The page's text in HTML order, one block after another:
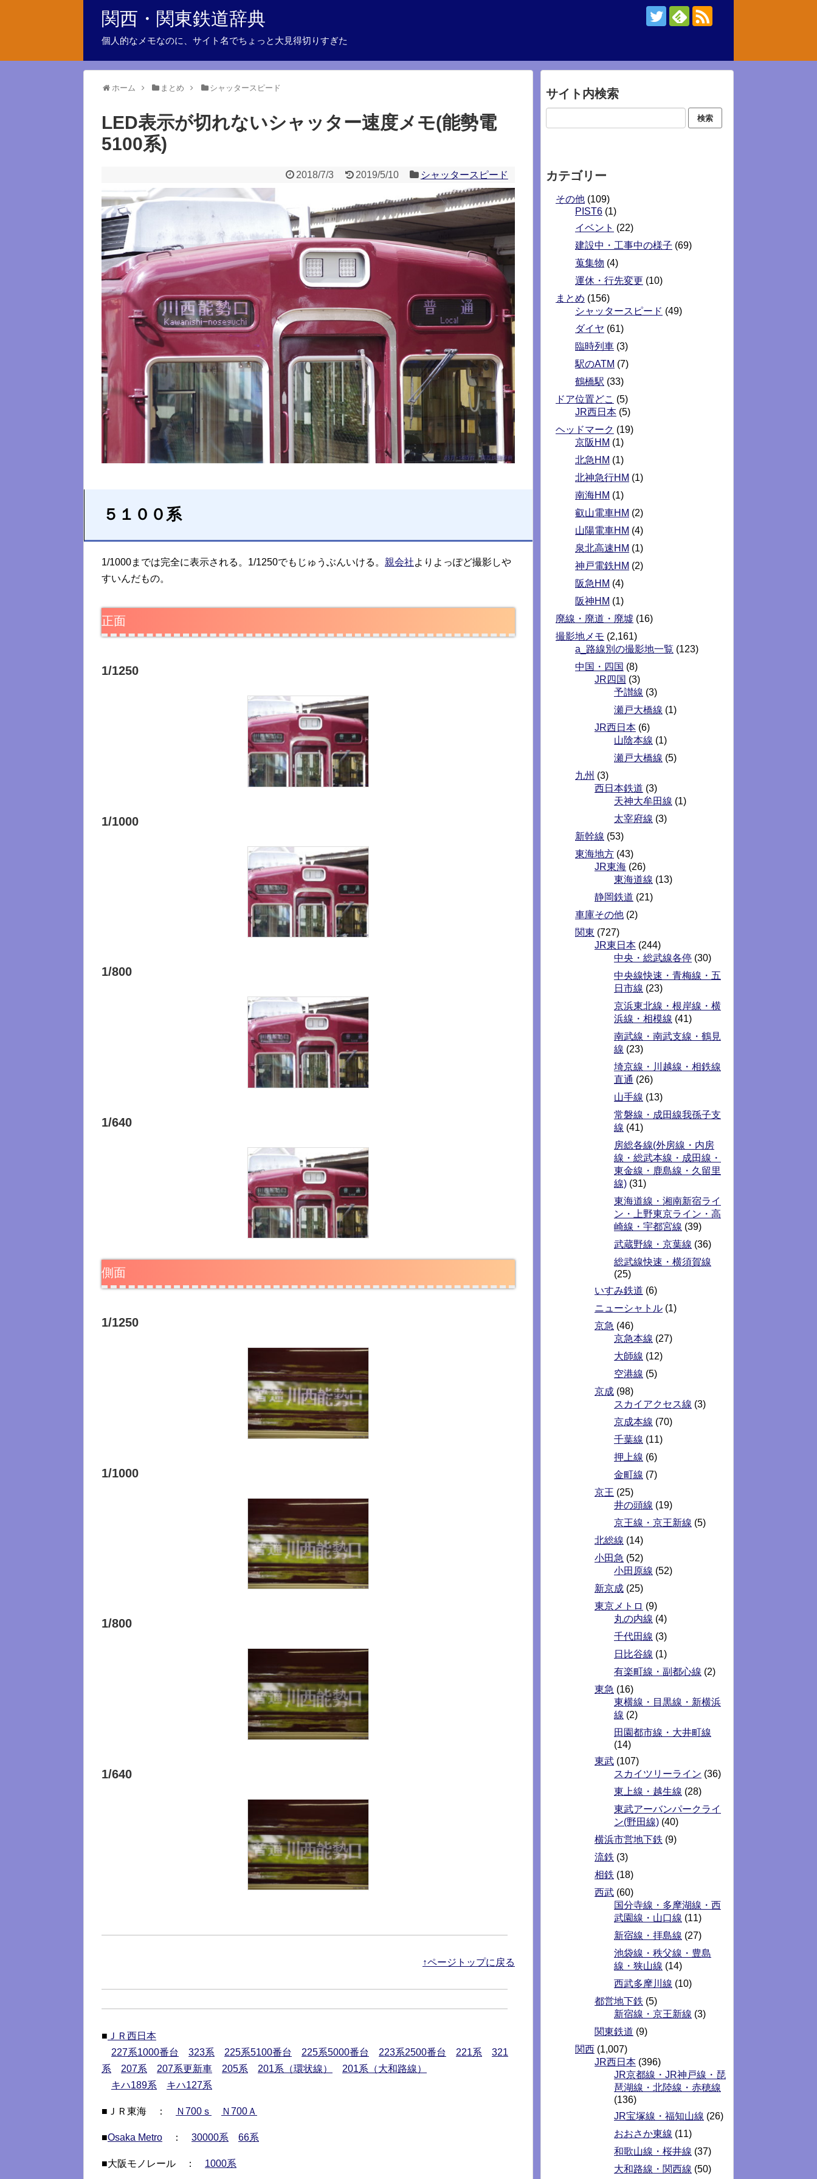
関西・関東鉄道辞典
個人的なメモなのに、サイト名でちょっと大見得切りすぎた
ホーム まとめ シャッタースピード
LED表示が切れないシャッター速度メモ(能勢電
5100系)
2018/7/3 2019/5/10 シャッタースピード
５１００系
1/1000までは完全に表示される。1/1250でもじゅうぶんいける。 親会社よりよっぽど撮影しや
すいんだもの。
正面
1/1250
1/1000
1/800
1/640
側面
1/1250
1/1000
1/800
1/640
↑ページトップに戻る
■ ＪＲ西日本
227系1000番台
323系 225系5100番台 225系5000番台 223系2500番台 221系
321
系
207系 207系更新車 205系 201系（環状線）
201系（大和路線）
キハ189系
キハ127系
■ＪＲ東海 ： Ｎ700ｓ Ｎ700Ａ
■Osaka Metro ： 30000系 66系
■大阪モノレール ： 1000系
サイト内検索
カテゴリー
その他 (109)
PIST6 (1)
イベント (22)
建設中・工事中の様子 (69)
蒐集物 (4)
運休・行先変更 (10)
まとめ (156)
シャッタースピード (49)
ダイヤ (61)
臨時列車 (3)
駅のATM (7)
鶴橋駅 (33)
ドア位置どこ (5)
JR西日本 (5)
ヘッドマーク (19)
京阪HM (1)
北急HM (1)
北神急行HM (1)
南海HM (1)
叡山電車HM (2)
山陽電車HM (4)
泉北高速HM (1)
神戸電鉄HM (2)
阪急HM (4)
阪神HM (1)
廃線・廃道・廃墟 (16)
撮影地メモ (2,161)
a_路線別の撮影地一覧 (123)
中国・四国 (8)
JR四国 (3)
予讃線 (3)
瀬戸大橋線 (1)
JR西日本 (6)
山陰本線 (1)
瀬戸大橋線 (5)
九州 (3)
西日本鉄道 (3)
天神大牟田線 (1)
太宰府線 (3)
新幹線 (53)
東海地方 (43)
JR東海 (26)
東海道線 (13)
静岡鉄道 (21)
車庫その他 (2)
関東 (727)
JR東日本 (244)
中央・総武線各停 (30)
中央線快速・青梅線・五
日市線 (23)
京浜東北線・根岸線・横
浜線・相模線 (41)
南武線・南武支線・鶴見
線 (23)
埼京線・川越線・相鉄線
直通 (26)
山手線 (13)
常磐線・成田線我孫子支
線 (41)
房総各線(外房線・内房
線・総武本線・成田線・
東金線・鹿島線・久留里
線) (31)
東海道線・湘南新宿ライ
ン・上野東京ライン・高
崎線・宇都宮線 (39)
武蔵野線・京葉線 (36)
総武線快速・横須賀線
(25)
いすみ鉄道 (6)
ニューシャトル (1)
京急 (46)
京急本線 (27)
大師線 (12)
空港線 (5)
京成 (98)
スカイアクセス線 (3)
京成本線 (70)
千葉線 (11)
押上線 (6)
金町線 (7)
京王 (25)
井の頭線 (19)
京王線・京王新線 (5)
北総線 (14)
小田急 (52)
小田原線 (52)
新京成 (25)
東京メトロ (9)
丸の内線 (4)
千代田線 (3)
日比谷線 (1)
有楽町線・副都心線 (2)
東急 (16)
東横線・目黒線・新横浜
線 (2)
田園都市線・大井町線
(14)
東武 (107)
スカイツリーライン (36)
東上線・越生線 (28)
東武アーバンパークライ
ン(野田線) (40)
横浜市営地下鉄 (9)
流鉄 (3)
相鉄 (18)
西武 (60)
国分寺線・多摩湖線・西
武園線・山口線 (11)
新宿線・拝島線 (27)
池袋線・秩父線・豊島
線・狭山線 (14)
西武多摩川線 (10)
都営地下鉄 (5)
新宿線・京王新線 (3)
関東鉄道 (9)
関西 (1,007)
JR西日本 (396)
JR京都線・JR神戸線・琵
琶湖線・北陸線・赤穂線
(136)
JR宝塚線・福知山線 (26)
おおさか東線 (11)
和歌山線・桜井線 (37)
大和路線・関西線 (50)